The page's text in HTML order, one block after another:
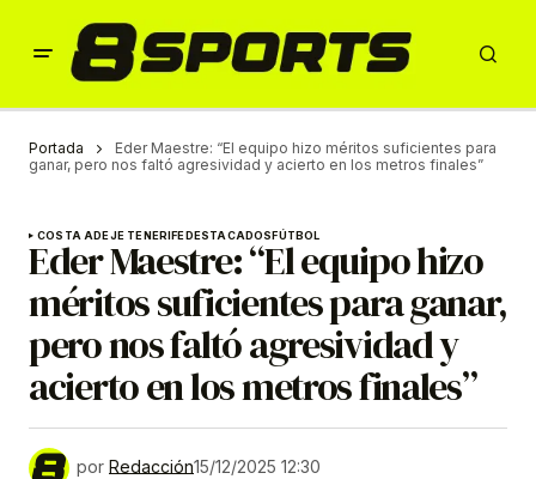
Portada
Eder Maestre: “El equipo hizo méritos suficientes para
ganar, pero nos faltó agresividad y acierto en los metros finales”
COSTA ADEJE TENERIFEDESTACADOSFÚTBOL
Eder Maestre: “El equipo hizo
méritos suficientes para ganar,
pero nos faltó agresividad y
acierto en los metros finales”
por Redacción15/12/2025 12:30